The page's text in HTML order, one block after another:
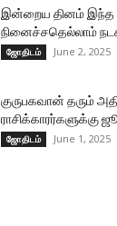
இன்றைய தினம் இந்த 4
நினைச்சதெல்லாம்
ஜோதிடம் June 2, 2025
குருபகவான் தரும்
ராசிக்காரர்களுக்கு
ஜோதிடம் June 1, 2025